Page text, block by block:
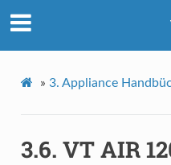
» 3. Appliance
3.6. VT AIR